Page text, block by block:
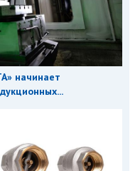
начинает